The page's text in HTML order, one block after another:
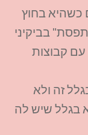
כשהיא בחוץ
בביקיני
קבוצות
זה ולא
בגלל שיש לה